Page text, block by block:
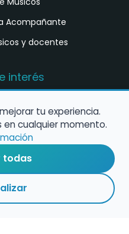
Acompañante
y docentes
interés
España
de empleo
nosotros
tu experiencia.
cualquier momento.
todas